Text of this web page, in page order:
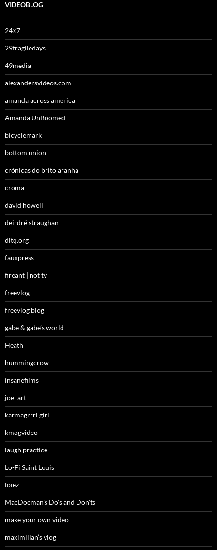
VIDEOBLOG
24×7
29fragiledays
49media
alexandersvideos.com
amanda across america
Amanda UnBoomed
bicyclemark
bottom union
crónicas do brito aranha
croma
david howell
deirdré straughan
dltq.org
fauxpress
fireant | not tv
freevlog
freevlog blog
gabe & gabe’s world
Heath
hummingcrow
insanefilms
joel art
karmagrrrl girl
kmogvideo
laugh practice
Lo-Fi Saint Louis
loiez
MacDocman’s Do’s and Don’ts
make your own video
maximilian’s vlog